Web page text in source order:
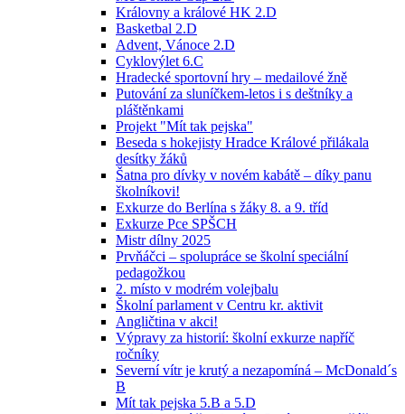
Královny a králové HK 2.D
Basketbal 2.D
Advent, Vánoce 2.D
Cyklovýlet 6.C
Hradecké sportovní hry – medailové žně
Putování za sluníčkem-letos i s deštníky a
pláštěnkami
Projekt "Mít tak pejska"
Beseda s hokejisty Hradce Králové přilákala
desítky žáků
Šatna pro dívky v novém kabátě – díky panu
školníkovi!
Exkurze do Berlína s žáky 8. a 9. tříd
Exkurze Pce SPŠCH
Mistr dílny 2025
Prvňáčci – spolupráce se školní speciální
pedagožkou
2. místo v modrém volejbalu
Školní parlament v Centru kr. aktivit
Angličtina v akci!
Výpravy za historií: školní exkurze napříč
ročníky
Severní vítr je krutý a nezapomíná – McDonald´s
B
Mít tak pejska 5.B a 5.D